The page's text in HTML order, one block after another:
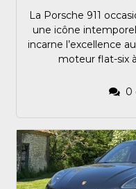
La Porsche 911
une icône
incarne l’excellence
moteur flat-six
0